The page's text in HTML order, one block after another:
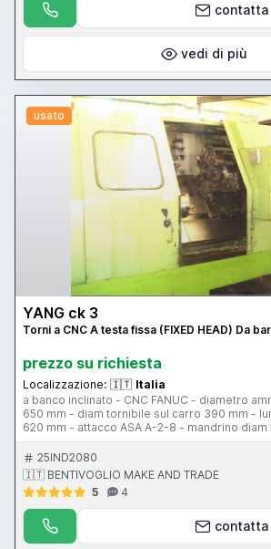
contatta
vedi di più
usato
YANG ck 3
Torni a CNC A testa fissa (FIXED HEAD) Da
prezzo su richiesta
Localizzazione: 🇮🇹 Italia
a banco inclinato - CNC FANUC - diametro
650 mm - diam tornibile sul carro 390 mm -
620 mm - attacco ASA A-2-8 - mandrino
barra 64 mm - potenza motore 15 kw - vel di
rpm - torretta - contropunta - corsa
contropunta corsa 150 mm - attacco canotto
255 mm - Z 620 mm - rapidi assi 12 m/min -
protezione antinfortunistica - peso 6800 kg
25IND2080
🇮🇹 BENTIVOGLIO MAKE AND TRADE
5
4
contatta